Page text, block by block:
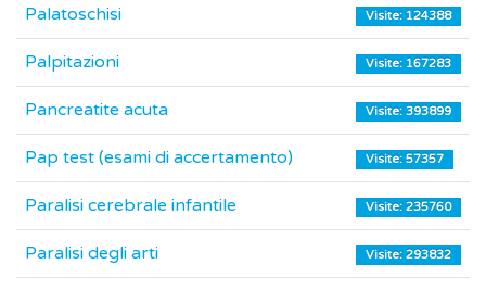
Palatoschisi Visite: 124388
Palpitazioni Visite: 167283
Pancreatite acuta Visite: 393899
Pap test (esami di accertamento) Visite: 57357
Paralisi cerebrale infantile Visite: 235760
Paralisi degli arti Visite: 293832